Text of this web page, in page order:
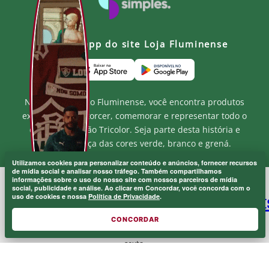
Utilizamos cookies para personalizar conteúdo e anúncios, fornecer recursos
de mídia social e analisar nosso tráfego. Também compartilhamos
informações sobre o uso do nosso site com nossos parceiros de mídia
social, publicidade e análise. Ao clicar em Concordar, você concorda com o
uso de cookies e nossa Política de Privacidade.
CONCORDAR
Na Loja Oficial do Fluminense, você encontra produtos
exclusivos para torcer, comemorar e representar todo o
orgulho e paixão Tricolor. Seja parte desta história e
mostre a força das cores verde, branco e grená.
Baixe o app do site Loja Fluminense
MF MARKETPLACE LTDA - CNPJ.: 52.848.001/0001-94
Rua Jose de Figueiredo - Barra da Tijuca - RJ CEP: 22793-170
Atendimento ao Cliente: atendimento@lojaflu.com.br / (21) 98808-
9954
Atendimento de 8:00h as 12:00h e 14:00h as 17:00h de segunda a
sexta.